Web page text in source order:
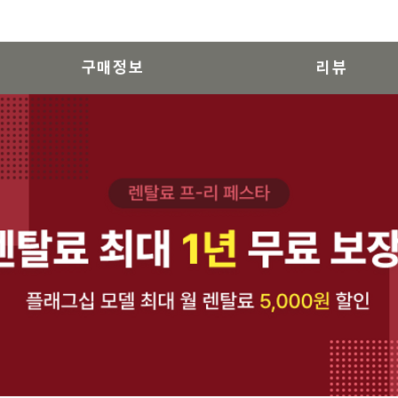
구매정보 리뷰